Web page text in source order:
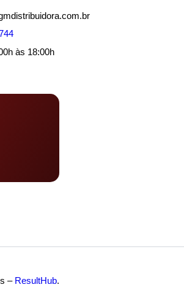
às 18:00h
– ResultHub.